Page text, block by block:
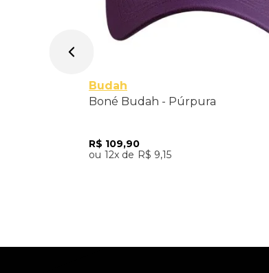
Budah
Boné Budah - Púrpura
R$ 109,90
12
R$ 9,15